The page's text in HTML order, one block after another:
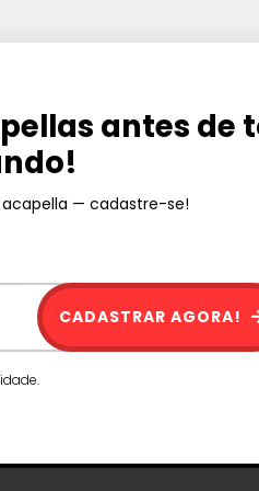
antes de
— cadastre-se!
CADASTRAR AGORA!